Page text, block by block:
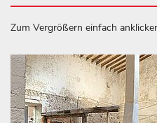
Zum Vergrößern einfach